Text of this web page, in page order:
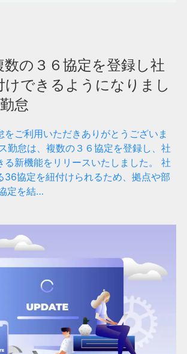
数の３６協定を登録し社
けできるようになりまし
怠
をご利用いただきありがとうございま
勤怠は、複数の３６協定を登録し、社
る新機能をリリースいたしました。 社
36協定を紐付けられるため、拠点や部
定を結…